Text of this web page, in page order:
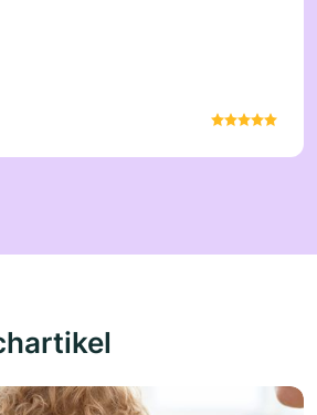
Seine fachliche Kompetenz ist